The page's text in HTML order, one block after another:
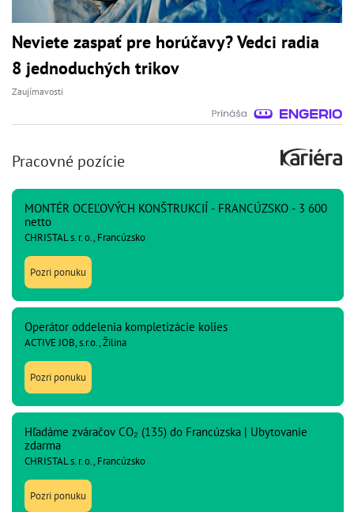
Neviete zaspať pre horúčavy? Vedci radia
8 jednoduchých trikov
Zaujímavosti
Pracovné pozície
MONTÉR OCEĽOVÝCH KONŠTRUKCIÍ - FRANCÚZSKO - 3 600
netto
CHRISTAL s. r. o., Francúzsko
Pozri ponuku
Operátor oddelenia kompletizácie kolies
ACTIVE JOB, s.r.o., Žilina
Pozri ponuku
Hľadáme zváračov CO₂ (135) do Francúzska | Ubytovanie
zdarma
CHRISTAL s. r. o., Francúzsko
Pozri ponuku